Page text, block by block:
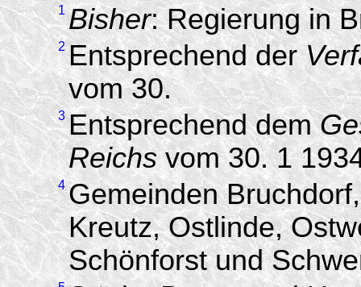
1 Bisher: Regierung in
2 Entsprechend der
vom 30.
3 Entsprechend dem
Reichsvom 30. 1
4 Gemeinden
Kreutz, Ostlinde,
Schönforst und